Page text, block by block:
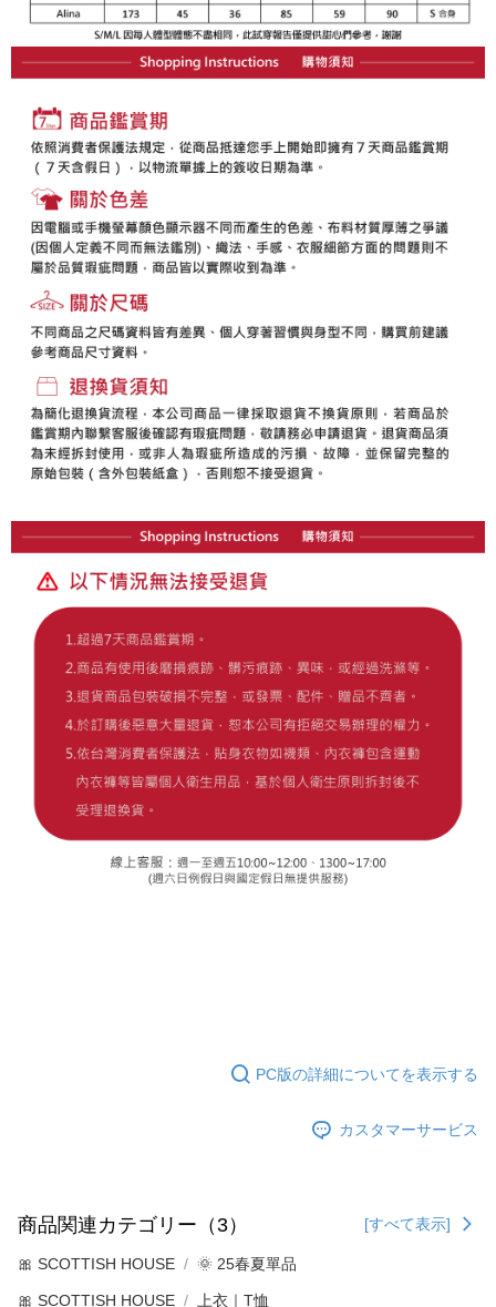
PC版の詳細についてを表示する
カスタマーサービス
商品関連カテゴリー（3） [すべて表示]
🎀 SCOTTISH HOUSE 🌞 25春夏單品
🎀 SCOTTISH HOUSE 上衣｜T恤